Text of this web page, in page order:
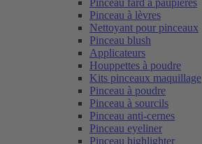
Pinceau fard à paupières
Pinceau à lèvres
Nettoyant pour pinceaux
Pinceau blush
Applicateurs
Houppettes à poudre
Kits pinceaux maquillage
Pinceau à poudre
Pinceau à sourcils
Pinceau anti-cernes
Pinceau eyeliner
Pinceau highlighter